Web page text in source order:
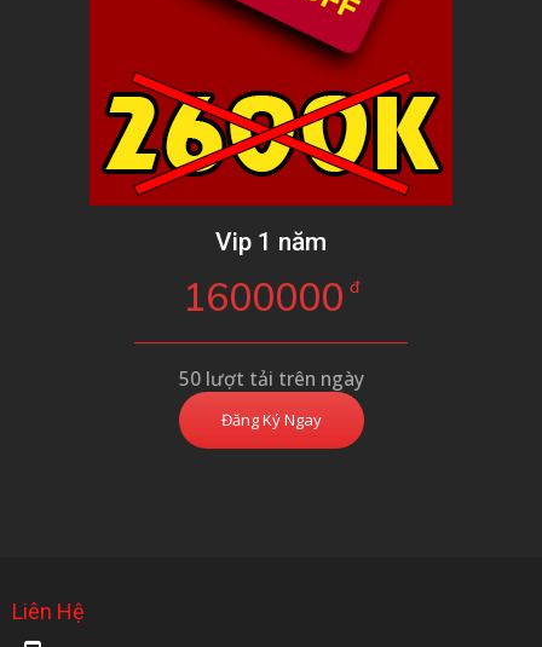
Vip 1 năm
1600000 đ
50 lượt tải trên ngày
Đăng Ký Ngay
Liên Hệ